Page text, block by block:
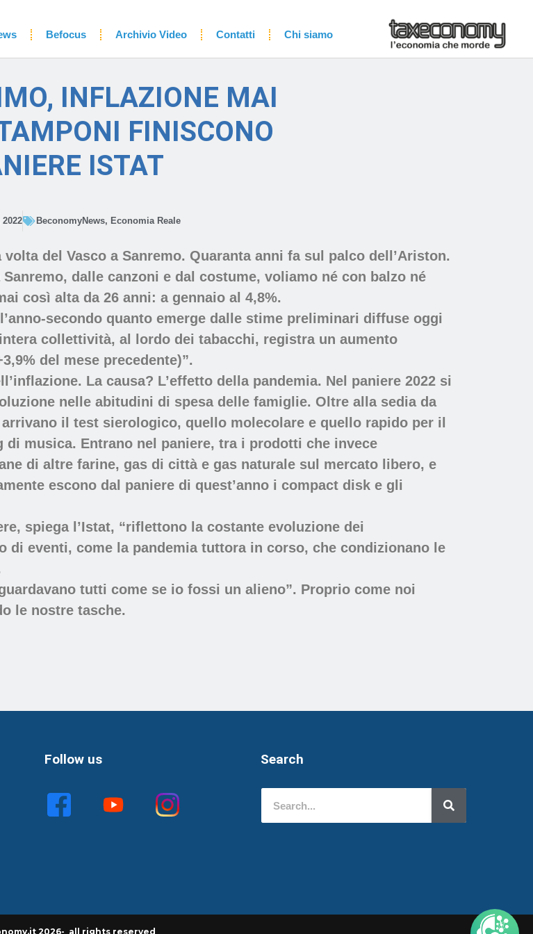
Befocus Archivio Video Contatti Chi siamo
INFLAZIONE MAI
FINISCONO
ISTAT
BeconomyNews, Economia Reale
del Vasco a Sanremo. Quaranta anni fa sul palco dell’Ariston.
dalle canzoni e dal costume, voliamo né con balzo né
così alta da 26 anni: a gennaio al 4,8%.
secondo quanto emerge dalle stime preliminari diffuse oggi
collettività, al lordo dei tabacchi, registra un aumento
del mese precedente)”.
La causa? L’effetto della pandemia. Nel paniere 2022 si
nelle abitudini di spesa delle famiglie. Oltre alla sedia da
il test sierologico, quello molecolare e quello rapido per il
musica. Entrano nel paniere, tra i prodotti che invece
di altre farine, gas di città e gas naturale sul mercato libero, e
escono dal paniere di quest’anno i compact disk e gli
spiega l’Istat, “riflettono la costante evoluzione dei
di eventi, come la pandemia tuttora in corso, che condizionano le
tutti come se io fossi un alieno”. Proprio come noi
le nostre tasche.
Follow us Search
2026- all rights reserved